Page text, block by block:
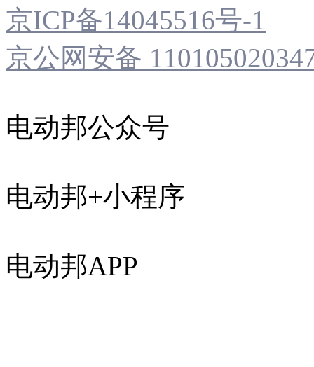
京ICP备14045516号-1
京公网安备
电动邦公众号
电动邦+小程序
电动邦APP